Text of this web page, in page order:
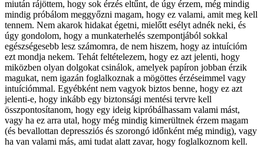
miután rájöttem, hogy sok érzés eltűnt, de úgy érzem, még mindig
mindig próbálom meggyőzni magam, hogy ez valami, amit meg kell
tennem. Nem akarok hidakat égetni, mielőtt esélyt adnék neki, és
úgy gondolom, hogy a munkaterhelés szempontjából sokkal
egészségesebb lesz számomra, de nem hiszem, hogy az intuícióm
ezt mondja nekem. Tehát feltételezem, hogy ez azt jelenti, hogy
miközben olyan dolgokat csinálok, amelyek papíron jobban érzik
magukat, nem igazán foglalkoznak a mögöttes érzéseimmel vagy
intuíciómmal. Egyébként nem vagyok biztos benne, hogy ez azt
jelenti-e, hogy inkább egy biztonsági mentési tervre kell
összpontosítanom, hogy egy ideig kipróbálhassam valami mást,
vagy ha ez arra utal, hogy még mindig kimerültnek érzem magam
(és bevallottan depressziós és szorongó időnként még mindig), vagy
ha van valami más, ami tudat alatt zavar, hogy foglalkoznom kell.